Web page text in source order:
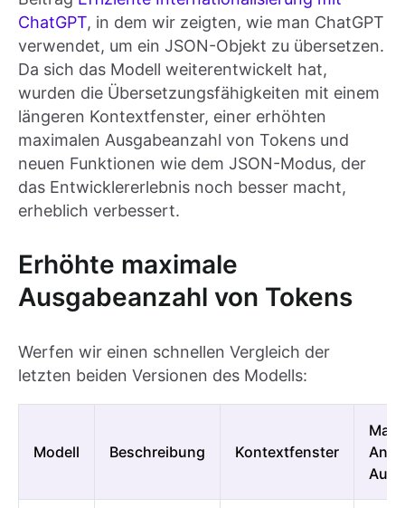
ChatGPT, in dem wir zeigten, wie man ChatGPT
verwendet, um ein JSON-Objekt zu übersetzen.
Da sich das Modell weiterentwickelt hat,
wurden die Übersetzungsfähigkeiten mit einem
längeren Kontextfenster, einer erhöhten
maximalen Ausgabeanzahl von Tokens und
neuen Funktionen wie dem JSON-Modus, der
das Entwicklererlebnis noch besser macht,
erheblich verbessert.
Erhöhte maximale
Ausgabeanzahl von Tokens
Werfen wir einen schnellen Vergleich der
letzten beiden Versionen des Modells:
Modell Beschreibung Kontextfenster